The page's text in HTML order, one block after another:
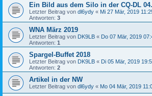
Ein Bild aus dem Silo in der CQ-DL
Letzter Beitrag von dl6ydy « Mi 27 Mär, 2019
Antworten: 3
WNA März 2019
Letzter Beitrag von DK9LB « Do 07 Mär, 2019
Antworten: 1
Spargel-Buffet 2018
Letzter Beitrag von DK9LB « Di 05 Mär, 2019
Antworten: 2
Artikel in der NW
Letzter Beitrag von dl6ydy « Mo 04 Mär, 2019